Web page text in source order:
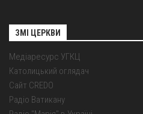
ЗМІ ЦЕРКВИ
Медіаресурс УГКЦ
Католицький оглядач
Сайт CREDO
Радіо Ватикану